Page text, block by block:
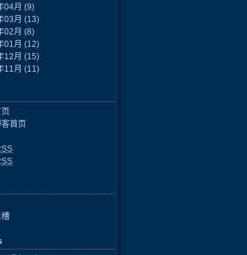
04月 (9)
03月 (13)
02月 (8)
01月 (12)
12月 (15)
11月 (11)
首页